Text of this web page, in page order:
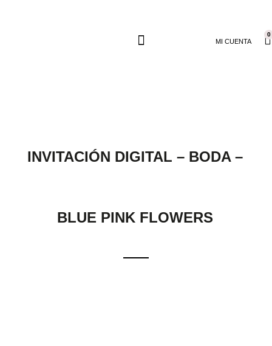
MI CUENTA
0
INVITACIÓN DIGITAL – BODA –
BLUE PINK FLOWERS